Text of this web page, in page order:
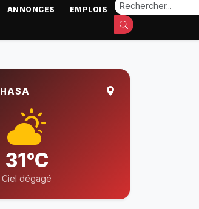
ANNONCES EMPLOIS
31°C
Ciel dégagé